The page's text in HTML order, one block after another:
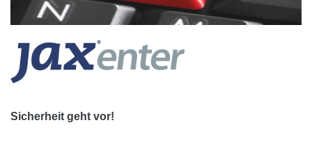
Sicherheit geht vor!